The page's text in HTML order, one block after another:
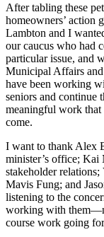
After tabling these
homeowners’ action
Lambton and I
our caucus who had
particular issue, and
Municipal Affairs
have been working
seniors and continue
meaningful work that
come.
I want to thank Alex
minister’s office; Kai
stakeholder
Mavis Fung; and
listening to the
working with
course work going